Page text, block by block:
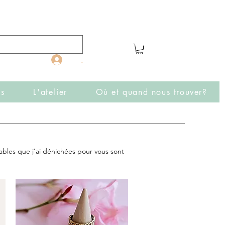
.
L'atelier Où et quand nous trouver?
que j'ai dénichées pour vous sont